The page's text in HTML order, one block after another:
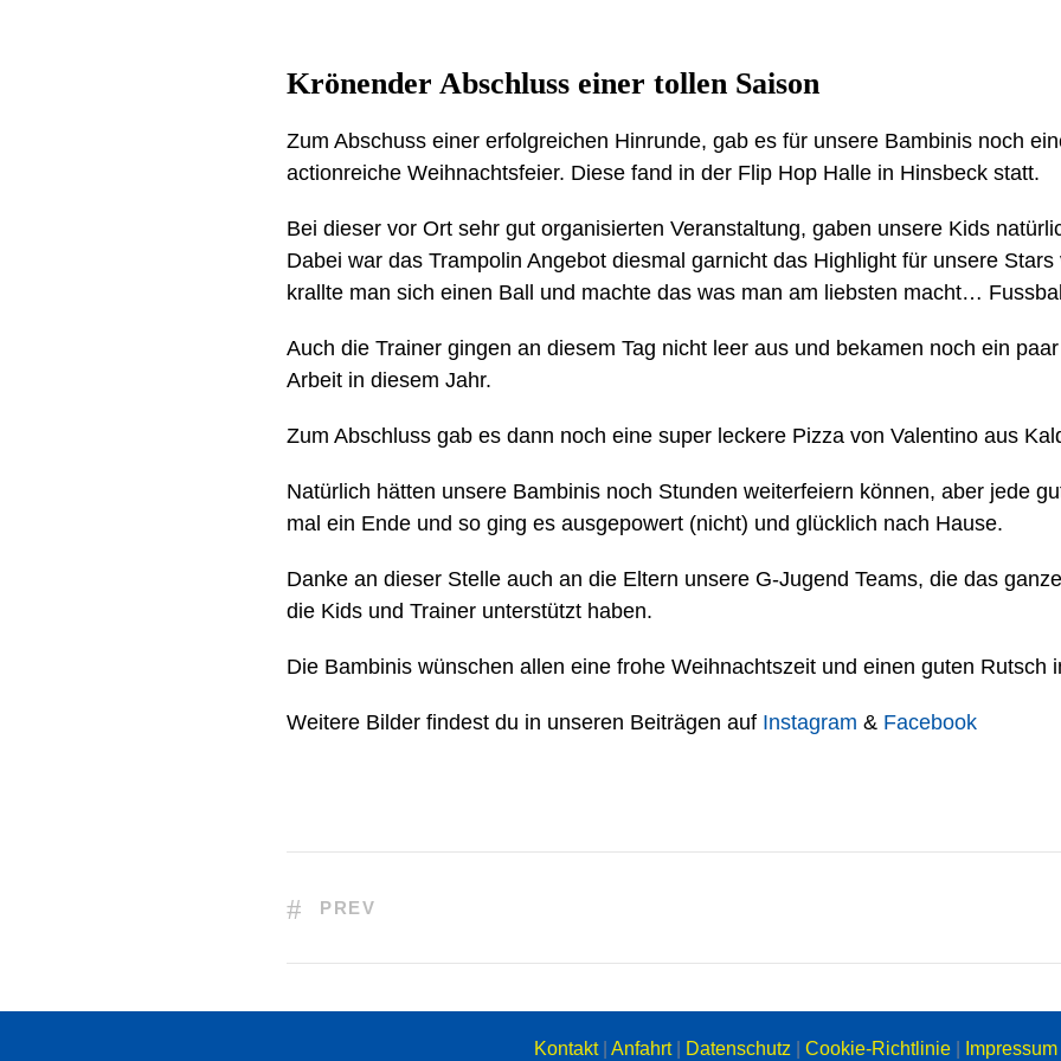
Krönender Abschluss einer tollen Saison
Zum Abschuss einer erfolgreichen Hinrunde, gab es für unsere Bambinis noch
actionreiche Weihnachtsfeier. Diese fand in der Flip Hop Halle in Hinsbeck statt.
Bei dieser vor Ort sehr gut organisierten Veranstaltung, gaben unsere Kids
Dabei war das Trampolin Angebot diesmal garnicht das Highlight für unsere
krallte man sich einen Ball und machte das was man am liebsten macht…
Auch die Trainer gingen an diesem Tag nicht leer aus und bekamen noch ein
Arbeit in diesem Jahr.
Zum Abschluss gab es dann noch eine super leckere Pizza von Valentino aus
Natürlich hätten unsere Bambinis noch Stunden weiterfeiern können, aber jede
mal ein Ende und so ging es ausgepowert (nicht) und glücklich nach Hause.
Danke an dieser Stelle auch an die Eltern unsere G-Jugend Teams, die das
die Kids und Trainer unterstützt haben.
Die Bambinis wünschen allen eine frohe Weihnachtszeit und einen guten Rutsch
Weitere Bilder findest du in unseren Beiträgen auf Instagram & Facebook
PREV
Kontakt| Anfahrt| Datenschutz Cookie-Richtlinie Impressum